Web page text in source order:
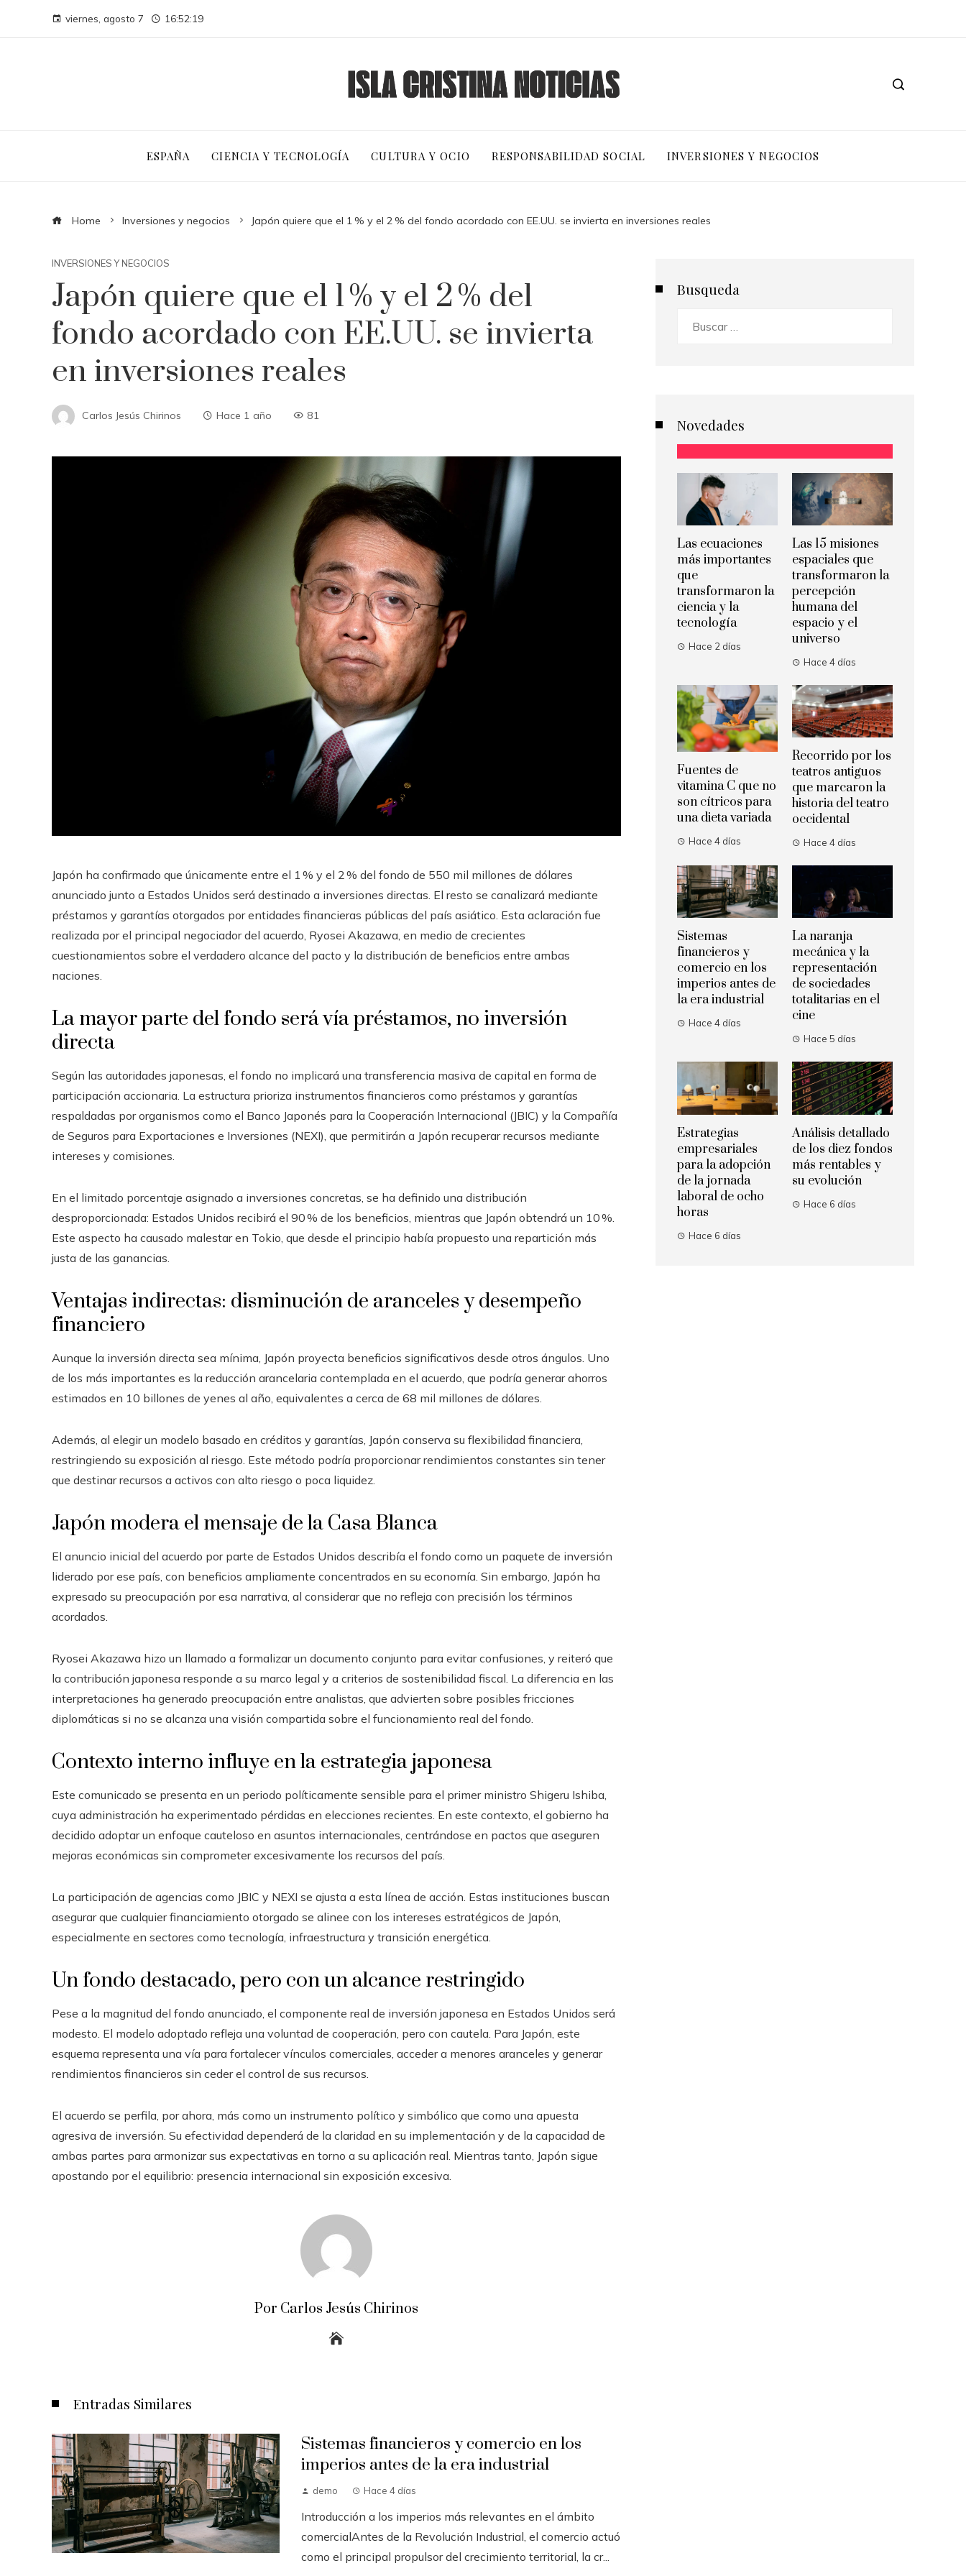
viernes, agosto 7 16:52:20
ESPAÑA CIENCIA Y TECNOLOGÍA CULTURA Y OCIO RESPONSABILIDAD SOCIAL INVERSIONES Y NEGOCIOS
Home Inversiones y negocios Japón quiere que el 1 % y el 2 % del fondo acordado con EE.UU. se invierta en inversiones reales
INVERSIONES Y NEGOCIOS
Japón quiere que el 1 % y el 2 % del
fondo acordado con EE.UU. se invierta
en inversiones reales
Carlos Jesús Chirinos Hace 1 año 81
Japón ha confirmado que únicamente entre el 1 % y el 2 % del fondo de 550 mil millones de dólares
anunciado junto a Estados Unidos será destinado a inversiones directas. El resto se canalizará mediante
préstamos y garantías otorgados por entidades financieras públicas del país asiático. Esta aclaración fue
realizada por el principal negociador del acuerdo, Ryosei Akazawa, en medio de crecientes
cuestionamientos sobre el verdadero alcance del pacto y la distribución de beneficios entre ambas
naciones.
La mayor parte del fondo será vía préstamos, no inversión
directa
Según las autoridades japonesas, el fondo no implicará una transferencia masiva de capital en forma de
participación accionaria. La estructura prioriza instrumentos financieros como préstamos y garantías
respaldadas por organismos como el Banco Japonés para la Cooperación Internacional (JBIC) y la Compañía
de Seguros para Exportaciones e Inversiones (NEXI), que permitirán a Japón recuperar recursos mediante
intereses y comisiones.
En el limitado porcentaje asignado a inversiones concretas, se ha definido una distribución
desproporcionada: Estados Unidos recibirá el 90 % de los beneficios, mientras que Japón obtendrá un 10 %.
Este aspecto ha causado malestar en Tokio, que desde el principio había propuesto una repartición más
justa de las ganancias.
Ventajas indirectas: disminución de aranceles y desempeño
financiero
Aunque la inversión directa sea mínima, Japón proyecta beneficios significativos desde otros ángulos. Uno
de los más importantes es la reducción arancelaria contemplada en el acuerdo, que podría generar ahorros
estimados en 10 billones de yenes al año, equivalentes a cerca de 68 mil millones de dólares.
Además, al elegir un modelo basado en créditos y garantías, Japón conserva su flexibilidad financiera,
restringiendo su exposición al riesgo. Este método podría proporcionar rendimientos constantes sin tener
que destinar recursos a activos con alto riesgo o poca liquidez.
Japón modera el mensaje de la Casa Blanca
El anuncio inicial del acuerdo por parte de Estados Unidos describía el fondo como un paquete de inversión
liderado por ese país, con beneficios ampliamente concentrados en su economía. Sin embargo, Japón ha
expresado su preocupación por esa narrativa, al considerar que no refleja con precisión los términos
acordados.
Ryosei Akazawa hizo un llamado a formalizar un documento conjunto para evitar confusiones, y reiteró que
la contribución japonesa responde a su marco legal y a criterios de sostenibilidad fiscal. La diferencia en las
interpretaciones ha generado preocupación entre analistas, que advierten sobre posibles fricciones
diplomáticas si no se alcanza una visión compartida sobre el funcionamiento real del fondo.
Contexto interno influye en la estrategia japonesa
Este comunicado se presenta en un periodo políticamente sensible para el primer ministro Shigeru Ishiba,
cuya administración ha experimentado pérdidas en elecciones recientes. En este contexto, el gobierno ha
decidido adoptar un enfoque cauteloso en asuntos internacionales, centrándose en pactos que aseguren
mejoras económicas sin comprometer excesivamente los recursos del país.
La participación de agencias como JBIC y NEXI se ajusta a esta línea de acción. Estas instituciones buscan
asegurar que cualquier financiamiento otorgado se alinee con los intereses estratégicos de Japón,
especialmente en sectores como tecnología, infraestructura y transición energética.
Un fondo destacado, pero con un alcance restringido
Pese a la magnitud del fondo anunciado, el componente real de inversión japonesa en Estados Unidos será
modesto. El modelo adoptado refleja una voluntad de cooperación, pero con cautela. Para Japón, este
esquema representa una vía para fortalecer vínculos comerciales, acceder a menores aranceles y generar
rendimientos financieros sin ceder el control de sus recursos.
El acuerdo se perfila, por ahora, más como un instrumento político y simbólico que como una apuesta
agresiva de inversión. Su efectividad dependerá de la claridad en su implementación y de la capacidad de
ambas partes para armonizar sus expectativas en torno a su aplicación real. Mientras tanto, Japón sigue
apostando por el equilibrio: presencia internacional sin exposición excesiva.
Por Carlos Jesús Chirinos
Entradas Similares
Sistemas financieros y comercio en los
imperios antes de la era industrial
demo Hace 4 días
Introducción a los imperios más relevantes en el ámbito
comercialAntes de la Revolución Industrial, el comercio actuó
como el principal propulsor del crecimiento territorial, la cr...
Busqueda
Novedades
Las ecuaciones
más importantes
que
transformaron la
ciencia y la
tecnología
Hace 2 días
Las 15 misiones
espaciales que
transformaron la
percepción
humana del
espacio y el
universo
Hace 4 días
Fuentes de
vitamina C que no
son cítricos para
una dieta variada
Hace 4 días
Recorrido por los
teatros antiguos
que marcaron la
historia del teatro
occidental
Hace 4 días
Sistemas
financieros y
comercio en los
imperios antes de
la era industrial
Hace 4 días
La naranja
mecánica y la
representación
de sociedades
totalitarias en el
cine
Hace 5 días
Estrategias
empresariales
para la adopción
de la jornada
laboral de ocho
horas
Hace 6 días
Análisis detallado
de los diez fondos
más rentables y
su evolución
Hace 6 días